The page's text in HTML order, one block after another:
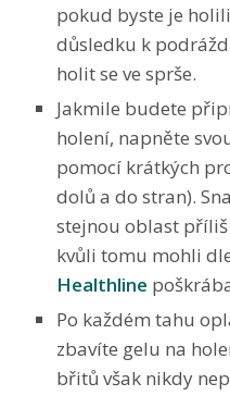
pokud byste je
důsledku k
holit se ve sprše.
Jakmile budete
holení, napněte
pomocí krátkých
dolů a do stran).
stejnou oblast příliš
kvůli tomu mohli
Healthline
Po každém tahu
zbavíte gelu na
břitů však nikdy